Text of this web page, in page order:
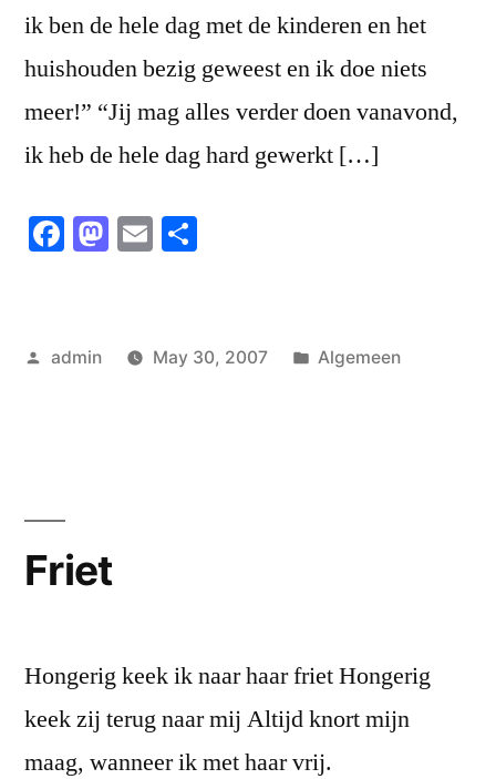
ik ben de hele dag met de kinderen en het
huishouden bezig geweest en ik doe niets
meer!” “Jij mag alles verder doen vanavond,
ik heb de hele dag hard gewerkt […]
Facebook
Mastodon
Email
Posted
admin May 30, 2007
Posted
Algemeen
Friet
Hongerig keek ik naar haar friet Hongerig
keek zij terug naar mij Altijd knort mijn
maag, wanneer ik met haar vrij.